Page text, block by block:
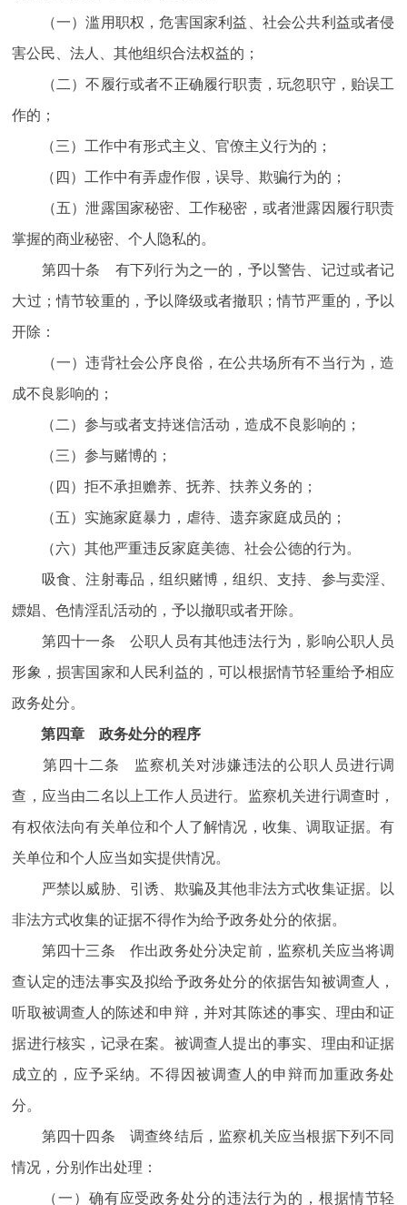
（一）滥用职权，危害国家利益、社会公共利益或者侵
害公民、法人、其他组织合法权益的；
（二）不履行或者不正确履行职责，玩忽职守，贻误工
作的；
（三）工作中有形式主义、官僚主义行为的；
（四）工作中有弄虚作假，误导、欺骗行为的；
（五）泄露国家秘密、工作秘密，或者泄露因履行职责
掌握的商业秘密、个人隐私的。
第四十条 有下列行为之一的，予以警告、记过或者记
大过；情节较重的，予以降级或者撤职；情节严重的，予以
开除：
（一）违背社会公序良俗，在公共场所有不当行为，造
成不良影响的；
（二）参与或者支持迷信活动，造成不良影响的；
（三）参与赌博的；
（四）拒不承担赡养、抚养、扶养义务的；
（五）实施家庭暴力，虐待、遗弃家庭成员的；
（六）其他严重违反家庭美德、社会公德的行为。
吸食、注射毒品，组织赌博，组织、支持、参与卖淫、
嫖娼、色情淫乱活动的，予以撤职或者开除。
第四十一条 公职人员有其他违法行为，影响公职人员
形象，损害国家和人民利益的，可以根据情节轻重给予相应
政务处分。
第四章 政务处分的程序
第四十二条 监察机关对涉嫌违法的公职人员进行调
查，应当由二名以上工作人员进行。监察机关进行调查时，
有权依法向有关单位和个人了解情况，收集、调取证据。有
关单位和个人应当如实提供情况。
严禁以威胁、引诱、欺骗及其他非法方式收集证据。以
非法方式收集的证据不得作为给予政务处分的依据。
第四十三条 作出政务处分决定前，监察机关应当将调
查认定的违法事实及拟给予政务处分的依据告知被调查人，
听取被调查人的陈述和申辩，并对其陈述的事实、理由和证
据进行核实，记录在案。被调查人提出的事实、理由和证据
成立的，应予采纳。不得因被调查人的申辩而加重政务处
分。
第四十四条 调查终结后，监察机关应当根据下列不同
情况，分别作出处理：
（一）确有应受政务处分的违法行为的，根据情节轻